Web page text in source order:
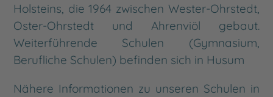
Holsteins, die 1964 zwischen Wester-Ohrstedt,
Oster-Ohrstedt und Ahrenviöl gebaut.
Weiterführende Schulen (Gymnasium,
Berufliche Schulen) befinden sich in Husum
Nähere Informationen zu unseren Schulen in